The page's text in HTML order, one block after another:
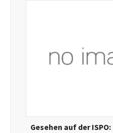
Gesehen auf der